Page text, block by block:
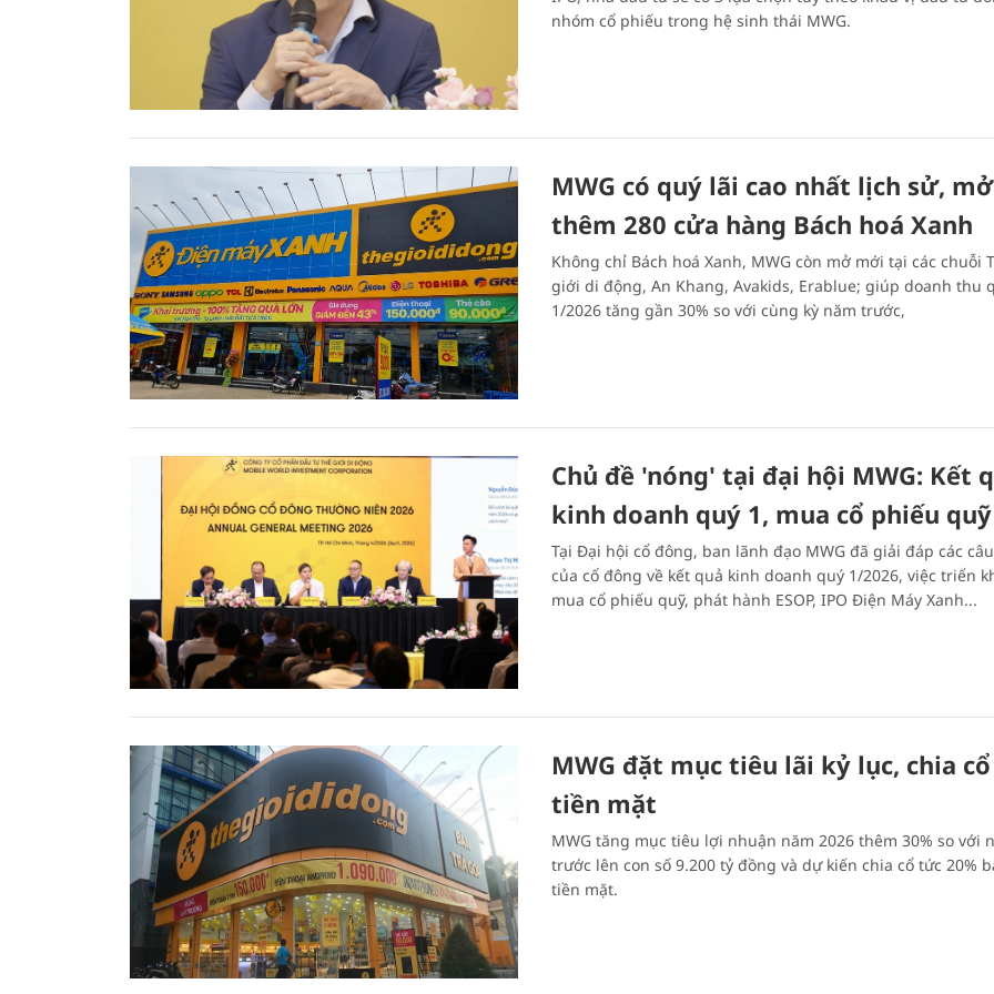
nhóm cổ phiếu trong hệ sinh thái MWG.
MWG có quý lãi cao nhất lịch sử, mở
thêm 280 cửa hàng Bách hoá Xanh
Không chỉ Bách hoá Xanh, MWG còn mở mới tại các chuỗi
giới di động, An Khang, Avakids, Erablue; giúp doanh thu
1/2026 tăng gần 30% so với cùng kỳ năm trước,
Chủ đề 'nóng' tại đại hội MWG: Kết
kinh doanh quý 1, mua cổ phiếu quỹ
Tại Đại hội cổ đông, ban lãnh đạo MWG đã giải đáp các
của cổ đông về kết quả kinh doanh quý 1/2026, việc triển
mua cổ phiếu quỹ, phát hành ESOP, IPO Điện Máy Xanh...
MWG đặt mục tiêu lãi kỷ lục, chia
tiền mặt
MWG tăng mục tiêu lợi nhuận năm 2026 thêm 30% so với
trước lên con số 9.200 tỷ đồng và dự kiến chia cổ tức 20%
tiền mặt.